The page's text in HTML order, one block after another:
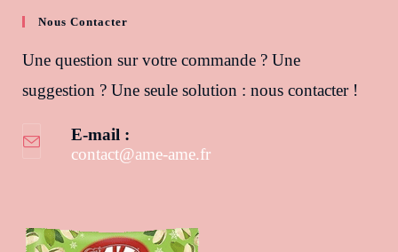
Nous Contacter
Une question sur votre commande ? Une
suggestion ? Une seule solution : nous contacter !
E-mail :
contact@ame-ame.frS’ouvre dans votre application